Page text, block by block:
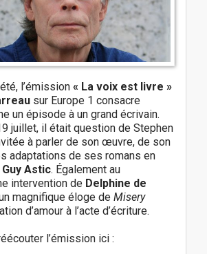
l’émission « La voix est livre »
sur Europe 1 consacre
un épisode à un grand écrivain.
juillet, il était question de Stephen
à parler de son œuvre, de son
adaptations de ses romans en
Guy Astic. Également au
intervention de Delphine de
magnifique éloge de Misery
d’amour à l’acte d’écriture.
l’émission ici :